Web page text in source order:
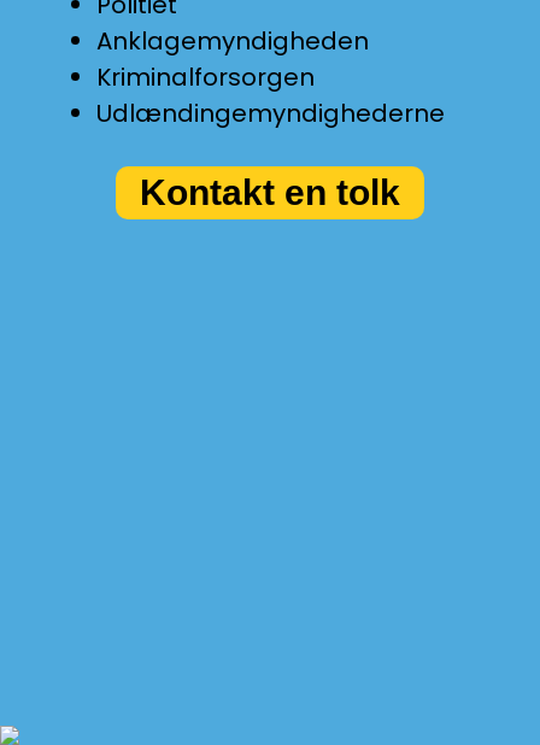
Anklagemyndigheden
Kriminalforsorgen
Udlændingemyndighederne
Kontakt en tolk